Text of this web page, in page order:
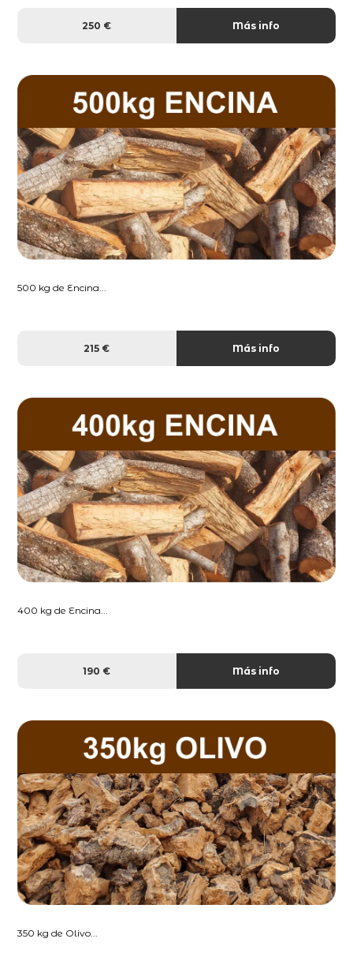
250 € Más info
500 kg de Encina...
215 € Más info
400 kg de Encina...
190 € Más info
350 kg de Olivo...